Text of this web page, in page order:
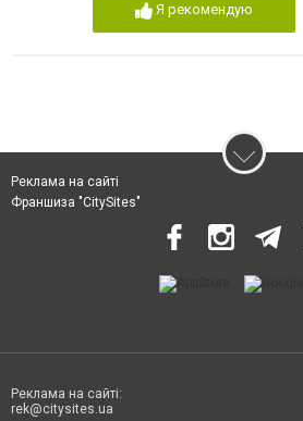
Я рекомендую
Реклама на сайті
Франшиза "CitySites"
Реклама на сайті:
rek@citysites.ua